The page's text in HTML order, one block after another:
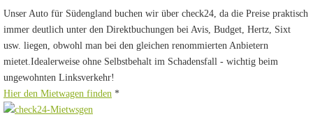
Unser Auto für Südengland buchen wir über check24, da die Preise praktisch
immer deutlich unter den Direktbuchungen bei Avis, Budget, Hertz, Sixt
usw. liegen, obwohl man bei den gleichen renommierten Anbietern
mietet.Idealerweise ohne Selbstbehalt im Schadensfall - wichtig beim
ungewohnten Linksverkehr!
Hier den Mietwagen finden *